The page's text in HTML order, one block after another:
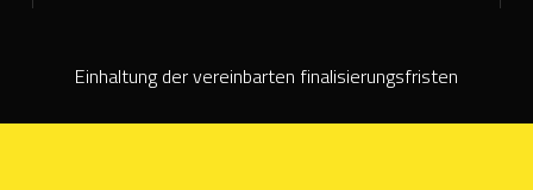
Einhaltung der vereinbarten finalisierungsfristen